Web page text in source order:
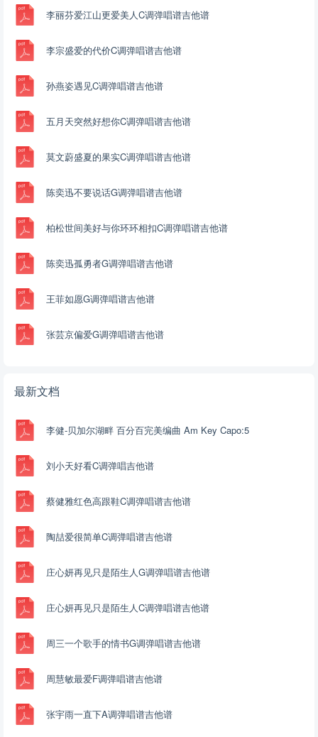
李丽芬爱江山更爱美人C调弹唱谱吉他谱
李宗盛爱的代价C调弹唱谱吉他谱
孙燕姿遇见C调弹唱谱吉他谱
五月天突然好想你C调弹唱谱吉他谱
莫文蔚盛夏的果实C调弹唱谱吉他谱
陈奕迅不要说话G调弹唱谱吉他谱
柏松世间美好与你环环相扣C调弹唱谱吉他谱
陈奕迅孤勇者G调弹唱谱吉他谱
王菲如愿G调弹唱谱吉他谱
张芸京偏爱G调弹唱谱吉他谱
最新文档
李健-贝加尔湖畔 百分百完美编曲 Am Key Capo:5
刘小天好看C调弹唱吉他谱
蔡健雅红色高跟鞋C调弹唱谱吉他谱
陶喆爱很简单C调弹唱谱吉他谱
庄心妍再见只是陌生人G调弹唱谱吉他谱
庄心妍再见只是陌生人C调弹唱谱吉他谱
周三一个歌手的情书G调弹唱谱吉他谱
周慧敏最爱F调弹唱谱吉他谱
张宇雨一直下A调弹唱谱吉他谱